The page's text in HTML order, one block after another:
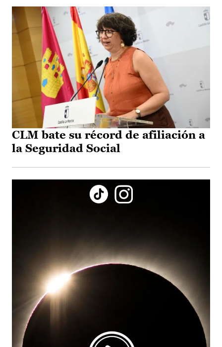
CLM bate su récord de afiliación a
la Seguridad Social